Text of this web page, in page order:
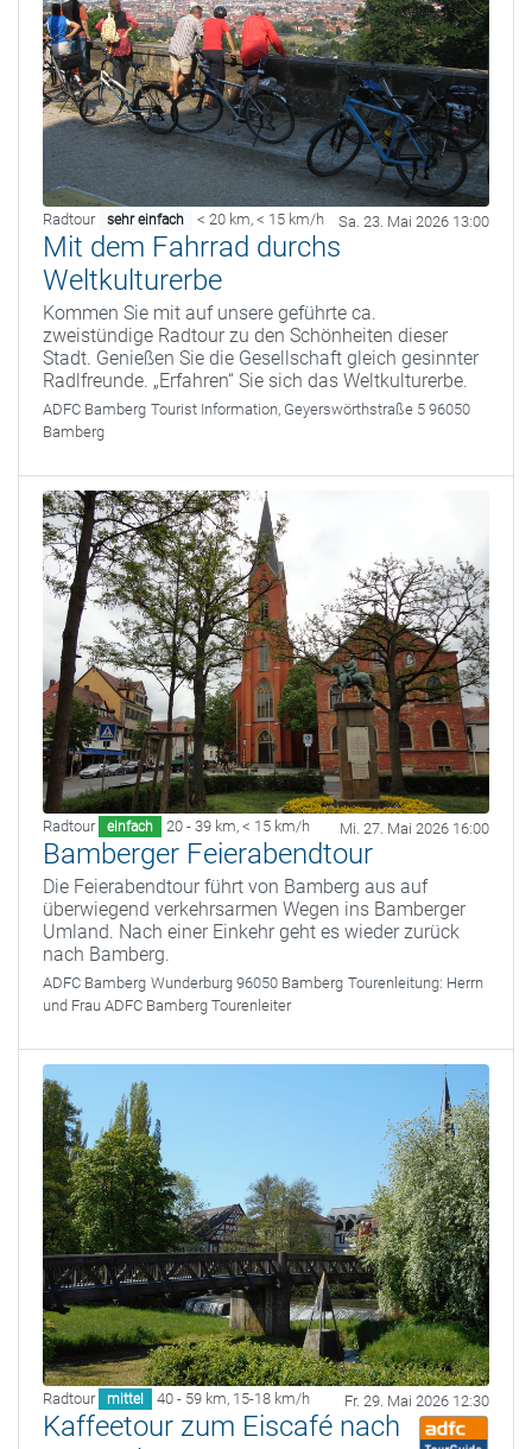
Radtour sehr einfach < 20 km, < 15 km/h Sa. 23. Mai 2026 13:00
Mit dem Fahrrad durchs
Weltkulturerbe
Kommen Sie mit auf unsere geführte ca.
zweistündige Radtour zu den Schönheiten dieser
Stadt. Genießen Sie die Gesellschaft gleich gesinnter
Radlfreunde. „Erfahren“ Sie sich das Weltkulturerbe.
ADFC Bamberg Tourist Information, Geyerswörthstraße 5 96050
Bamberg
Radtour einfach 20 - 39 km, < 15 km/h Mi. 27. Mai 2026 16:00
Bamberger Feierabendtour
Die Feierabendtour führt von Bamberg aus auf
überwiegend verkehrsarmen Wegen ins Bamberger
Umland. Nach einer Einkehr geht es wieder zurück
nach Bamberg.
ADFC Bamberg Wunderburg 96050 Bamberg Tourenleitung: Herrn
und Frau ADFC Bamberg Tourenleiter
Radtour mittel 40 - 59 km, 15-18 km/h Fr. 29. Mai 2026 12:30
Kaffeetour zum Eiscafé nach